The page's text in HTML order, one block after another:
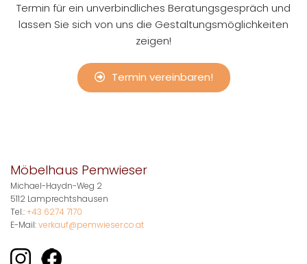
Termin für ein unverbindliches Beratungsgespräch und
lassen Sie sich von uns die Gestaltungsmöglichkeiten
zeigen!
Termin vereinbaren!
Möbelhaus Pemwieser
Michael-Haydn-Weg 2
5112 Lamprechtshausen
Tel.:+43 6274 7170
E-Mail:verkauf@pemwieser.co.at